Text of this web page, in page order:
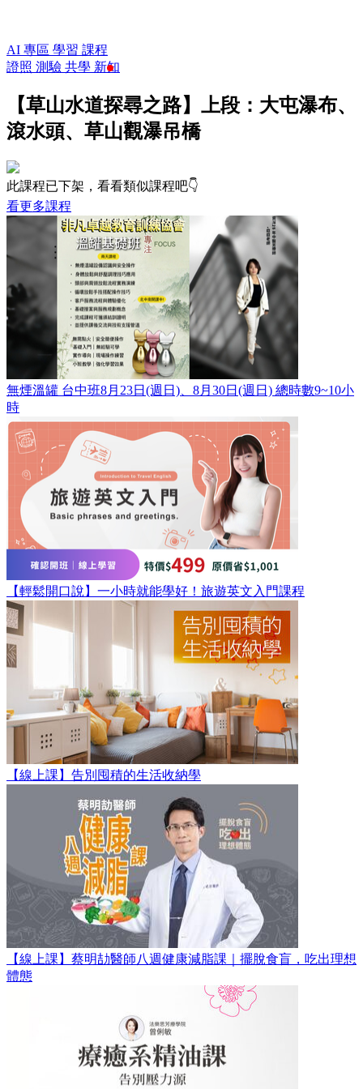
AI 專區 學習 課程
證照 測驗 共學 新知
【草山水道探尋之路】上段：大屯瀑布、
滾水頭、草山觀瀑吊橋
此課程已下架，看看類似課程吧👇
看更多課程
無煙溫罐 台中班8月23日(週日)、8月30日(週日) 總時數9~10小
時
【輕鬆開口說】一小時就能學好！旅遊英文入門課程
【線上課】告別囤積的生活收納學
【線上課】蔡明劼醫師八週健康減脂課｜擺脫食盲，吃出理想
體態